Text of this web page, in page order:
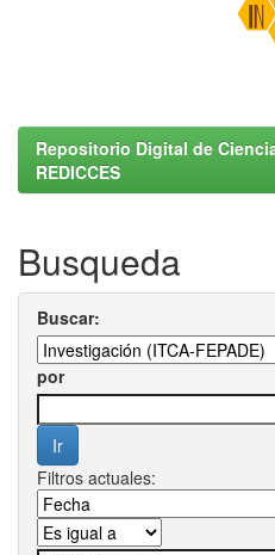
Repositorio Digital de
REDICCES
Busqueda
Buscar:
por
Filtros actuales: